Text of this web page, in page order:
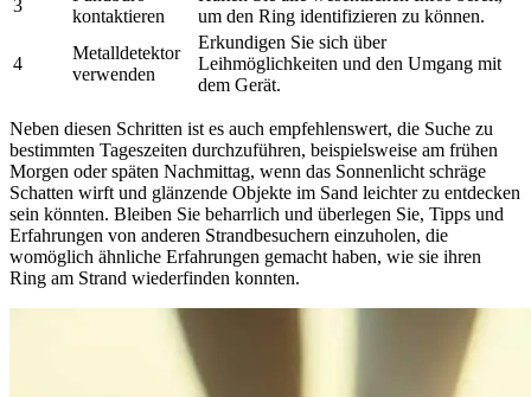
3
kontaktieren
um den Ring identifizieren zu können.
4
Metalldetektor
verwenden
Erkundigen Sie sich über
Leihmöglichkeiten und den Umgang mit
dem Gerät.
Neben diesen Schritten ist es auch empfehlenswert, die Suche zu
bestimmten Tageszeiten durchzuführen, beispielsweise am frühen
Morgen oder späten Nachmittag, wenn das Sonnenlicht schräge
Schatten wirft und glänzende Objekte im Sand leichter zu entdecken
sein könnten. Bleiben Sie beharrlich und überlegen Sie, Tipps und
Erfahrungen von anderen Strandbesuchern einzuholen, die
womöglich ähnliche Erfahrungen gemacht haben, wie sie ihren
Ring am Strand wiederfinden konnten.